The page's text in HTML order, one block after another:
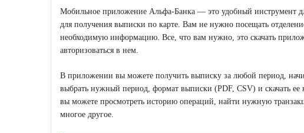
Мобильное приложение Альфа-Банка — это удобный инструмент
для получения выписки по карте. Вам не нужно посещать
необходимую информацию. Все, что вам нужно, это скачать
авторизоваться в нем.
В приложении вы можете получить выписку за любой период,
выбрать нужный период, формат выписки (PDF, CSV) и скачать
вы можете просмотреть историю операций, найти нужную
многое другое.